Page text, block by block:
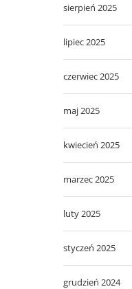
sierpień 2025
lipiec 2025
czerwiec 2025
maj 2025
kwiecień 2025
marzec 2025
luty 2025
styczeń 2025
grudzień 2024